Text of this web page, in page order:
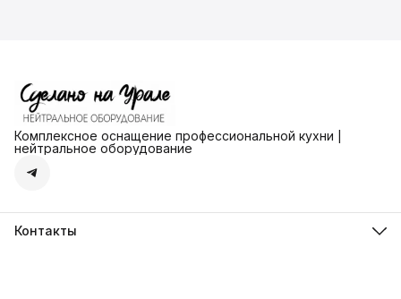
Комплексное оснащение профессиональной кухни |
нейтральное оборудование
Контакты